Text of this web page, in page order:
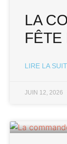
LA
FÊTE
LIRE LA
JUIN 12, 2026